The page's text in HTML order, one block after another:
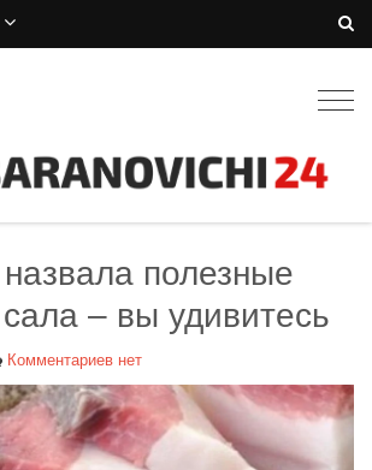
полезные
– вы удивитесь
Комментариев нет